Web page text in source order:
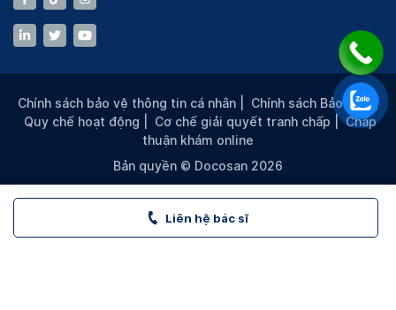
Liên hệ bác sĩ
Chính sách bảo vệ thông tin cá nhân Chính sách Bảo mật |
Quy chế hoạt động
Cơ chế giải quyết tranh chấp |Chấp
thuận khám online
Bản quyền © Docosan 2026